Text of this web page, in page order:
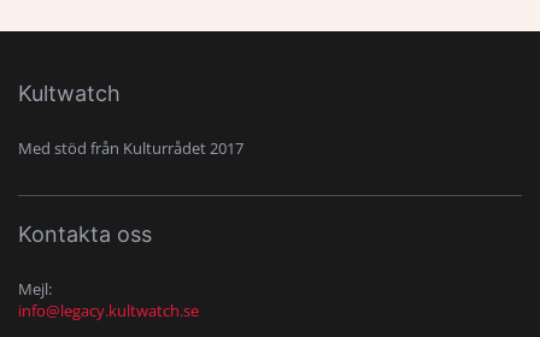
Kultwatch
Med stöd från Kulturrådet 2017
Kontakta oss
Mejl:
info@legacy.kultwatch.se